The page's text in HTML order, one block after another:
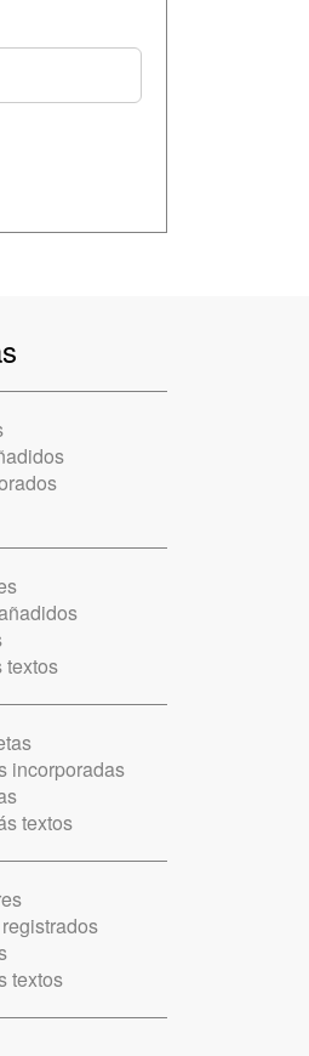
textos
incorporadas
textos
textos